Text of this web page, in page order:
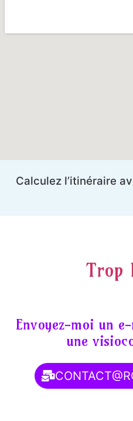
Calculez l’itinéraire
Trop
Envoyez-moi un
une